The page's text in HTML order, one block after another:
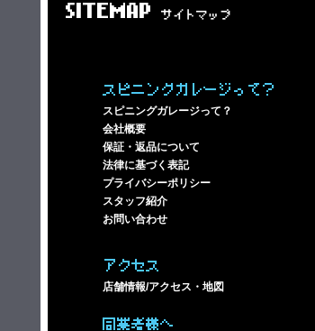
SITEMAP サイトマップ
スピニングガレージって？
スピニングガレージって？
会社概要
保証・返品について
法律に基づく表記
プライバシーポリシー
スタッフ紹介
お問い合わせ
アクセス
店舗情報/アクセス・地図
同業者様へ